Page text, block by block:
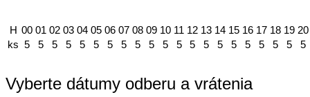
H 00 01 02 03 04 05 06 07 08 09 10 11 12 13 14 15 16 17 18 19 20
ks 5 5 5 5 5 5 5 5 5 5 5 5 5 5 5 5 5 5 5 5 5
Vyberte dátumy odberu a vrátenia